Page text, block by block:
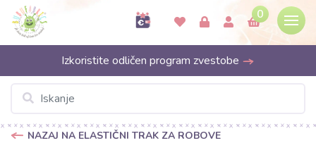
0
Izkoristite odličen program zvestobe
NAZAJ NA ELASTIČNI TRAK ZA ROBOVE